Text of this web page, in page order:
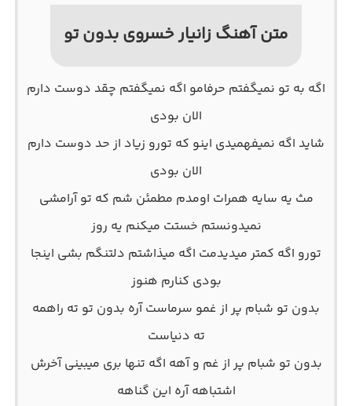
متن آهنگ زانیار خسروی بدون تو
اگه به تو نمیگفتم حرفامو اگه نمیگفتم چقد دوست دارم
الان بودی
شاید اگه نمیفهمیدی اینو که تورو زیاد از حد دوست دارم
الان بودی
مث یه سایه همرات اومدم مطمئن شم که تو آرامشی
نمیدونستم خستت میکنم یه روز
تورو اگه کمتر میدیدمت اگه میذاشتم دلتنگم بشی اینجا
بودی کنارم هنوز
بدون تو شبام پر از غمو سرماست آره بدون تو ته راهمه
ته دنیاست
بدون تو شبام پر از غم و آهه اگه تنها بری میبینی آخرش
اشتباهه آره این گناهه